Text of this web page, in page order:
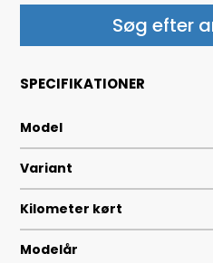
Søg efter
SPECIFIKATIONER
Model
Variant
Kilometer kørt
Modelår